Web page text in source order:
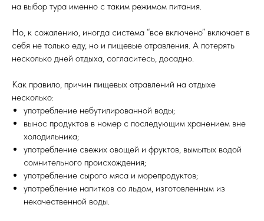
на выбор тура именно с таким режимом питания.
Но, к сожалению, иногда система “все включено” включает в
себя не только еду, но и пищевые отравления. А потерять
несколько дней отдыха, согласитесь, досадно.
Как правило, причин пищевых отравлений на отдыхе
несколько:
употребление небутилированной воды;
вынос продуктов в номер с последующим хранением вне
холодильника;
употребление свежих овощей и фруктов, вымытых водой
сомнительного происхождения;
употребление сырого мяса и морепродуктов;
употребление напитков со льдом, изготовленным из
некачественной воды.